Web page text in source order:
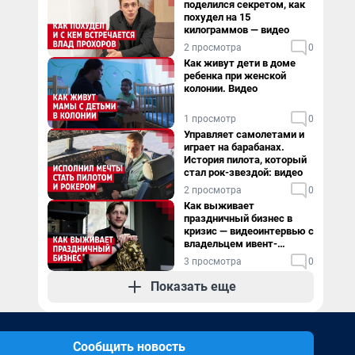
поделился секретом, как
похудел на 15
килограммов — видео
2 просмотра 0
Как живут дети в доме
ребенка при женской
колонии. Видео
1 просмотр 0
Управляет самолетами и
играет на барабанах.
История пилота, который
стал рок-звездой: видео
2 просмотра 0
Как выживает
праздничный бизнес в
кризис — видеоинтервью с
владельцем ивент-
агентства
3 просмотра 0
Показать еще
Сообщить новость